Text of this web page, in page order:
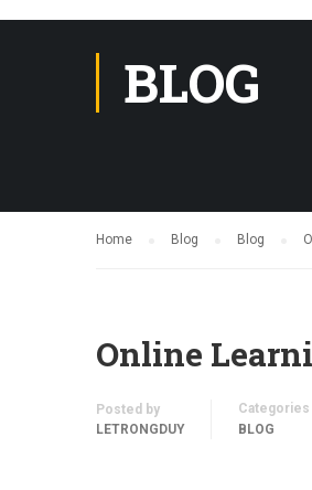
BLOG
Home Blog Blog
Online
Posted by
LETRONGDUY
Categories
BLOG